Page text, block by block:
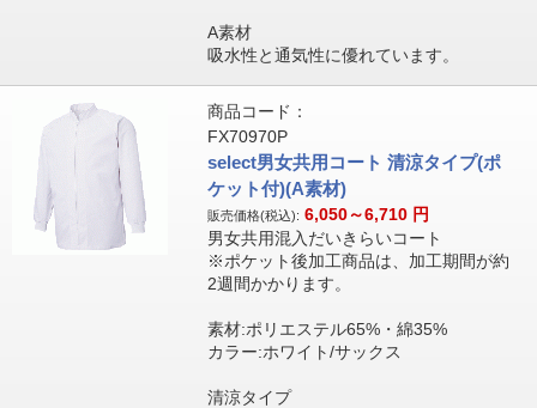
A素材
吸水性と通気性に優れています。
商品コード：
FX70970P
select男女共用コート 清涼タイプ(ポ
ケット付)(A素材)
販売価格(税込): 6,050～6,710 円
男女共用混入だいきらいコート
※ポケット後加工商品は、加工期間が約
2週間かかります。
素材:ポリエステル65%・綿35%
カラー:ホワイト/サックス
清涼タイプ